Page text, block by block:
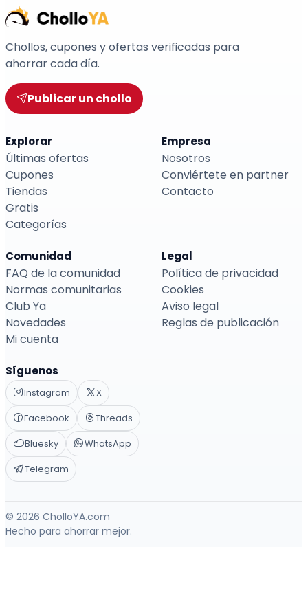
Chollos, cupones y ofertas verificadas para
ahorrar cada día.
Publicar un chollo
Explorar
Últimas ofertas
Cupones
Tiendas
Gratis
Categorías
Empresa
Nosotros
Conviértete en partner
Contacto
Comunidad
FAQ de la comunidad
Normas comunitarias
Club Ya
Novedades
Mi cuenta
Legal
Política de privacidad
Cookies
Aviso legal
Reglas de publicación
Síguenos
Instagram
X
Facebook
Threads
Bluesky
WhatsApp
Telegram
© 2026 CholloYA.com
Hecho para ahorrar mejor.